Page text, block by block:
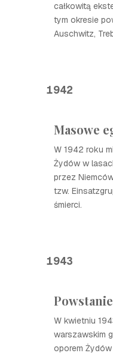
całkowitą
tym okresie
Auschwitz,
1942
Masowe
W 1942 roku
Żydów w
przez
tzw.
śmierci.
1943
W kwietniu
warszawskim
oporem